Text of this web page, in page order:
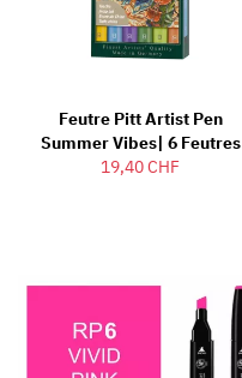
Feutre Pitt Artist Pen
Summer Vibes| 6 Feutres
19,40 CHF